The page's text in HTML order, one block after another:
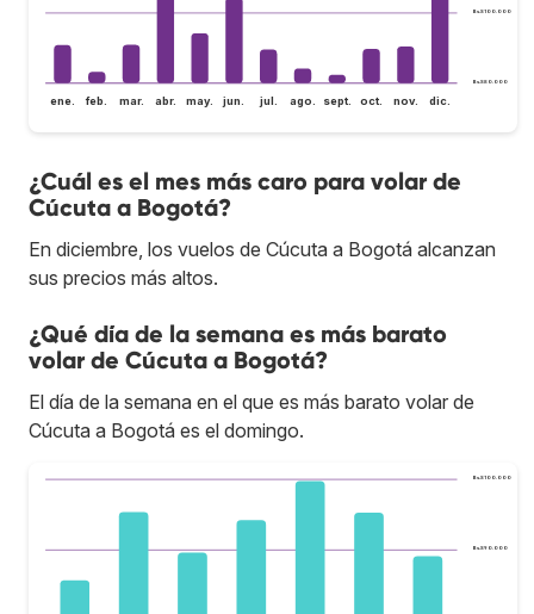
Bs.S80.000
Bs.S100.000
ene. feb. mar. abr. may. jun. jul. ago. sept. oct. nov. dic.
¿Cuál es el mes más caro para volar de
Cúcuta a Bogotá?
En diciembre, los vuelos de Cúcuta a Bogotá alcanzan
sus precios más altos.
¿Qué día de la semana es más barato
volar de Cúcuta a Bogotá?
El día de la semana en el que es más barato volar de
Cúcuta a Bogotá es el domingo.
Bs.S90.000
Bs.S100.000